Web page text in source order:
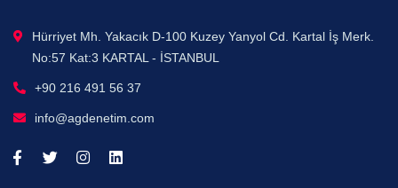
Hürriyet Mh. Yakacık D-100 Kuzey Yanyol Cd. Kartal İş Merk.
No:57 Kat:3 KARTAL - İSTANBUL
+90 216 491 56 37
info@agdenetim.com